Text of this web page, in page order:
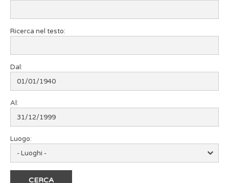
Ricerca nel testo:
Dal:
Al:
Luogo: